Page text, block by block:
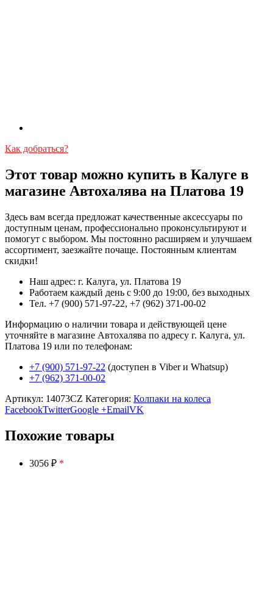
Как добраться?
Этот товар можно купить в Калуге в
магазине Автохалява на Платова 19
Здесь вам всегда предложат качественные аксессуары по
доступным ценам, профессионально проконсультируют и
помогут с выбором. Мы постоянно расширяем и улучшаем
ассортимент, заезжайте почаще. Постоянным клиентам
скидки!
Наш адрес: г. Калуга, ул. Платова 19
Работаем каждый день с 9:00 до 19:00, без выходных
Тел. +7 (900) 571-97-22, +7 (962) 371-00-02
Информацию о наличии товара и действующей цене
уточняйте в магазине Автохалява по адресу г. Калуга, ул.
Платова 19 или по телефонам:
+7 (900) 571-97-22 (доступен в Viber и Whatsup)
+7 (962) 371-00-02
Артикул: 14073CZ Категория: Колпаки на колеса
FacebookTwitterGoogle +EmailVK
Похожие товары
3056 ₽ *